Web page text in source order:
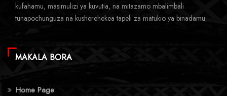
kufahamu, masimulizi ya kuvutia, na mitazamo mbalimbali
tunapochunguza na kusherehekea tapeli za matukio ya binadamu.
MAKALA BORA
Home Page